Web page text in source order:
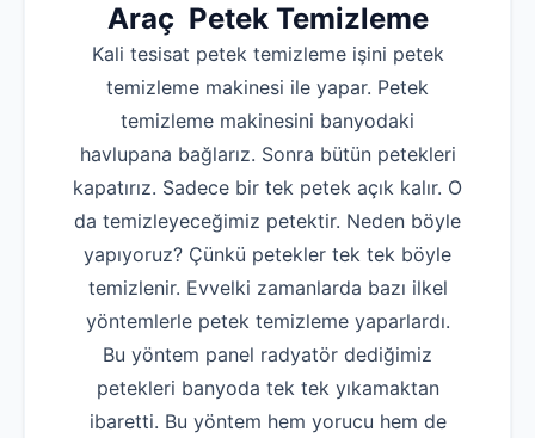
Araç Petek Temizleme
Kali tesisat petek temizleme işini petek
temizleme makinesi ile yapar. Petek
temizleme makinesini banyodaki
havlupana bağlarız. Sonra bütün petekleri
kapatırız. Sadece bir tek petek açık kalır. O
da temizleyeceğimiz petektir. Neden böyle
yapıyoruz? Çünkü petekler tek tek böyle
temizlenir. Evvelki zamanlarda bazı ilkel
yöntemlerle petek temizleme yaparlardı.
Bu yöntem panel radyatör dediğimiz
petekleri banyoda tek tek yıkamaktan
ibaretti. Bu yöntem hem yorucu hem de